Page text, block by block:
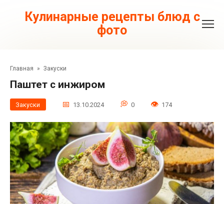
контентуКулинарные рецепты блюд с
фото
Главная » Закуски
Паштет с инжиром
Закуски 13.10.2024 0 174